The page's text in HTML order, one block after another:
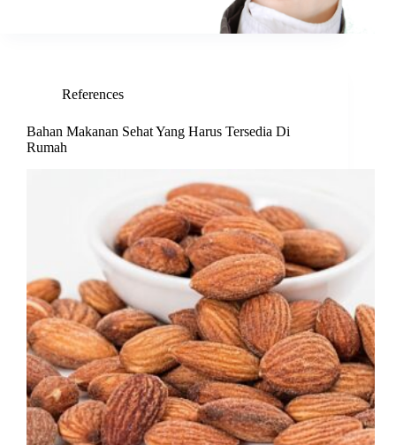
References
Bahan Makanan Sehat Yang Harus Tersedia Di
Rumah